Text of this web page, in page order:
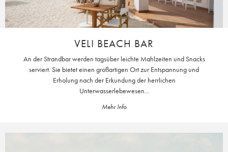
VELI BEACH BAR
An der Strandbar werden tagsüber leichte Mahlzeiten und Snacks
serviert. Sie bietet einen großartigen Ort zur Entspannung und
Erholung nach der Erkundung der herrlichen
Unterwasserlebewesen...
Mehr Info